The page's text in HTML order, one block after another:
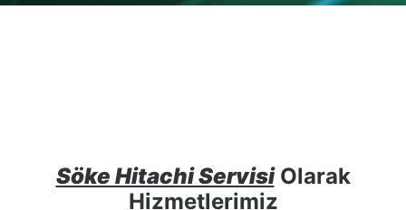
Söke Hitachi ServisiOlarak
Hizmetlerimiz